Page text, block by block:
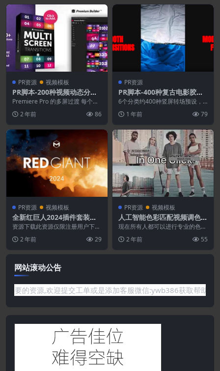
PR资源 视频模板
PR脚本-200种视频动态分屏
过渡转场预设
Premiere Pro 的多屏过渡 每个分
2 年前 86
PR资源
PR脚本-400种复古电影胶片
故障光效干扰纸张撕裂竖屏转
场预设
6个分类约400种竖屏转场预设，
撕裂等。通过Ato...
1 年前 79
PR资源 视频模板
全新红巨人2024插件套装合
集
资源下载此资源仅限注册用户下
保证所有资源永久更新资...
2 年前 29
PR资源 视频模板
人工智能色彩匹配视频调色P
R插件 AI Color Match V1.0
Win+使用教程
现在所有人都可以进行专业的色彩
E... 2 年前 55
网站滚动公告
站没有你需要的资源,欢迎提交工单或是添加客服微信:ywb386获